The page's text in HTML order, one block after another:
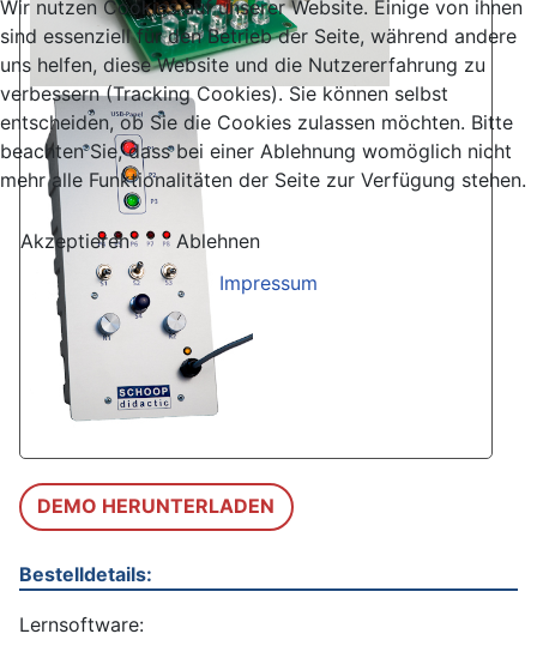
DEMO HERUNTERLADEN
Bestelldetails:
Lernsoftware:
Wir nutzen Cookies auf unserer Website. Einige von ihnen
sind essenziell für den Betrieb der Seite, während andere
uns helfen, diese Website und die Nutzererfahrung zu
verbessern (Tracking Cookies). Sie können selbst
entscheiden, ob Sie die Cookies zulassen möchten. Bitte
beachten Sie, dass bei einer Ablehnung womöglich nicht
mehr alle Funktionalitäten der Seite zur Verfügung stehen.
Akzeptieren
Ablehnen
Impressum